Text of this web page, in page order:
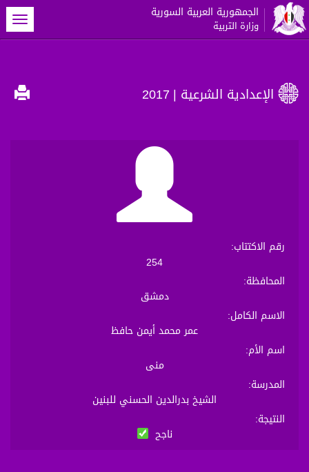
الجمهورية العربية السورية
وزارة التربية
الإعدادية الشرعية
رقم الاكتتاب:
254
المحافظة:
دمشق
الاسم الكامل:
عمر محمد أيمن حافظ
اسم الأم:
منى
المدرسة:
الشيخ بدرالدين الحسني للبنين
النتيجة:
ناجح